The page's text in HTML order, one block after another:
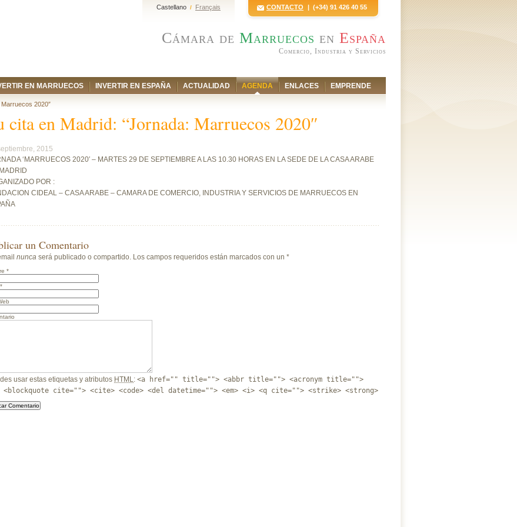
CONTACTO | (+34) 91 426 40 55
Castellano / Français
Cámara de Marruecos en España
Comercio, Industria y Servicios
EN MARRUECOS INVERTIR EN ESPAÑA ACTUALIDAD AGENDA ENLACES EMPRENDE
2020″
cita en Madrid: “Jornada: Marruecos 2020″
2015
‘MARRUECOS 2020′ – MARTES 29 DE SEPTIEMBRE A LAS 10.30 HORAS EN LA SEDE DE LA CASA ARABE
POR :
CIDEAL – CASA ARABE – CAMARA DE COMERCIO, INDUSTRIA Y SERVICIOS DE MARRUECOS EN
un Comentario
nunca será publicado o compartido. Los campos requeridos están marcados con un *
*
*
usar estas etiquetas y atributos HTML: <a href="" title=""> <abbr title=""> <acronym title="">
<blockquote cite=""> <cite> <code> <del datetime=""> <em> <i> <q cite=""> <strike> <strong>